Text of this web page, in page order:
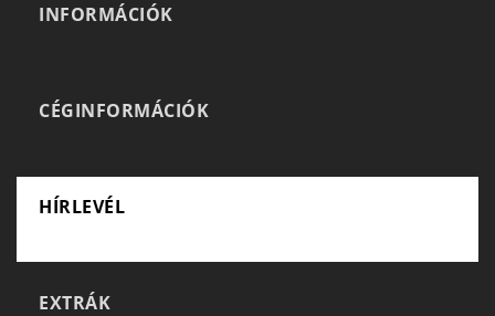
INFORMÁCIÓK
CÉGINFORMÁCIÓK
HÍRLEVÉL
EXTRÁK